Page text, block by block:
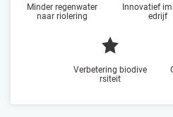
Minder regenwater
naar riolering
Innovatief
edrijf
Verbetering biodive
rsiteit